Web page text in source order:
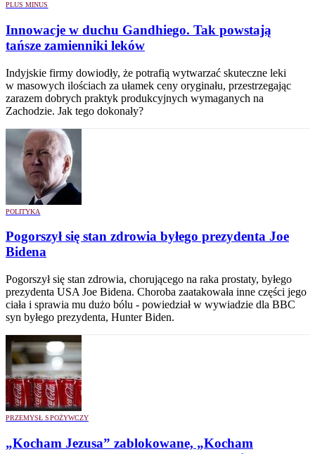
PLUS MINUS
Innowacje w duchu Gandhiego. Tak powstają
tańsze zamienniki leków
Indyjskie firmy dowiodły, że potrafią wytwarzać skuteczne leki
w masowych ilościach za ułamek ceny oryginału, przestrzegając
zarazem dobrych praktyk produkcyjnych wymaganych na
Zachodzie. Jak tego dokonały?
POLITYKA
Pogorszył się stan zdrowia byłego prezydenta Joe
Bidena
Pogorszył się stan zdrowia, chorującego na raka prostaty, byłego
prezydenta USA Joe Bidena. Choroba zaatakowała inne części jego
ciała i sprawia mu dużo bólu - powiedział w wywiadzie dla BBC
syn byłego prezydenta, Hunter Biden.
PRZEMYSŁ SPOŻYWCZY
„Kocham Jezusa” zablokowane, „Kocham